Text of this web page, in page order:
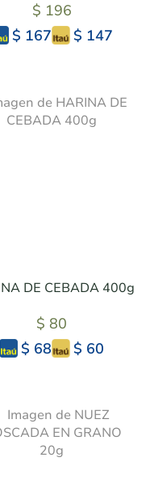
$ 196
$ 167
$ 147
DE CEBADA 400g
$ 80
$ 68
$ 60